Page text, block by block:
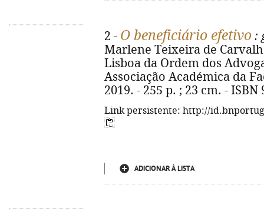
2 - O beneficiário efetivo :
Marlene Teixeira de
Lisboa da Ordem dos
Associação Académica da
2019. - 255 p. ; 23 cm. - ISBN
Link persistente: http://
ADICIONAR À LISTA